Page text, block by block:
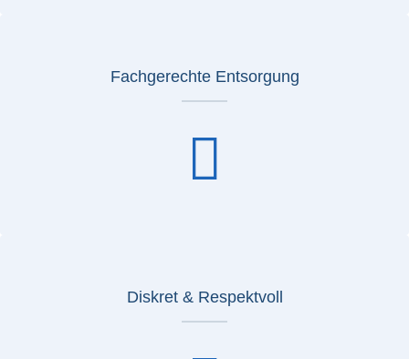
Fachgerechte Entsorgung
Diskret & Respektvoll